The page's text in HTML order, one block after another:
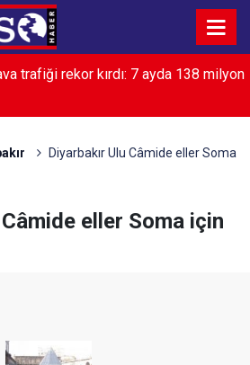
trafiği rekor kırdı: 7 ayda 138 milyon
Diyarbakır Ulu Câmide eller Soma
eller Soma için